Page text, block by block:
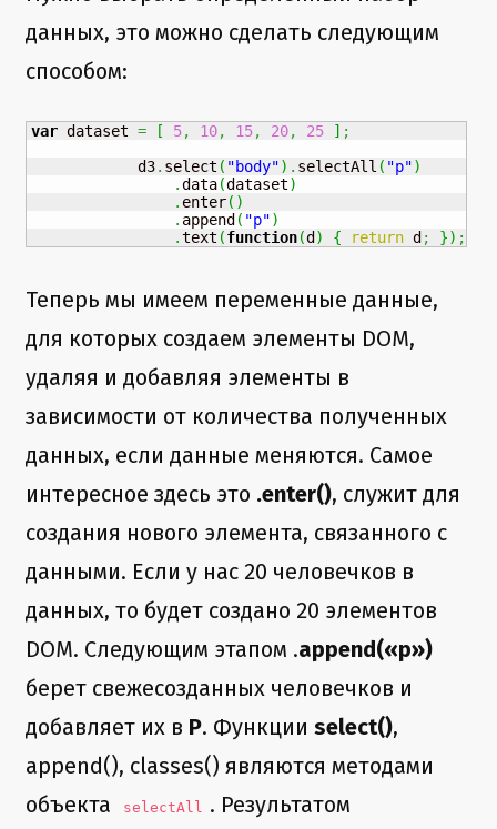
данных, это можно сделать следующим
способом:
var dataset = [ 5, 10, 15, 20, 25 ] ;
			d3
. select ( "body") . selectAll ( "p")
.data(dataset)
. enter( )
. append ( "p")
.text (function(d ) { return d ; }) ;
Теперь мы имеем переменные данные,
для которых создаем элементы DOM,
удаляя и добавляя элементы в
зависимости от количества полученных
данных, если данные меняются. Самое
интересное здесь это .enter(), служит для
создания нового элемента, связанного с
данными. Если у нас 20 человечков в
данных, то будет создано 20 элементов
DOM. Следующим этапом .append(«p»)
берет свежесозданных человечков и
добавляет их в P. Функции select(),
append(), classes() являются методами
объекта
selectAll . Результатом